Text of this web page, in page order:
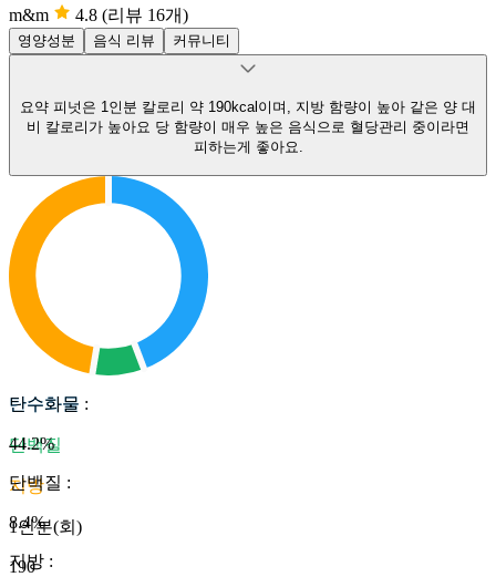
m&m 4.8 (리뷰 16개)
영양성분 음식 리뷰 커뮤니티
요약 피넛은 1인분 칼로리 약 190kcal이며, 지방 함량이 높아 같은 양 대
비 칼로리가 높아요 당 함량이 매우 높은 음식으로 혈당관리 중이라면
피하는게 좋아요.
탄수화물
단백질
지방
1인분(회)
190
탄수화물 :
44.2%
단백질 :
8.4%
지방 :